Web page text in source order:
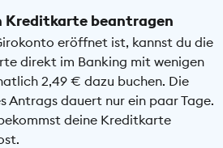
Kreditkarte beantragen
eröffnet ist, kannst du die
direkt im Banking mit wenigen
2,49 € dazu buchen. Die
Antrags dauert nur ein paar Tage.
deine Kreditkarte